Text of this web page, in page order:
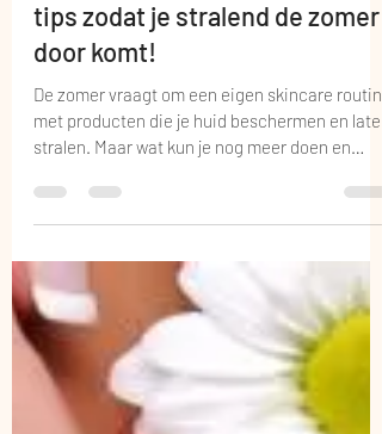
Summer skincare trends: 4
tips zodat je stralend de zomer
door komt!
De zomer vraagt om een eigen skincare routine
met producten die je huid beschermen en laten
stralen. Maar wat kun je nog meer doen en